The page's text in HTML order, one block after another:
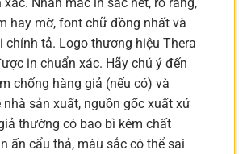
hay mờ, font chữ đồng nhất và
chính tả. Logo thương hiệu Thera
in chuẩn xác. Hãy chú ý đến
chống hàng giả (nếu có) và
nhà sản xuất, nguồn gốc xuất xứ
thường có bao bì kém chất
ấn cẩu thả, màu sắc có thể sai